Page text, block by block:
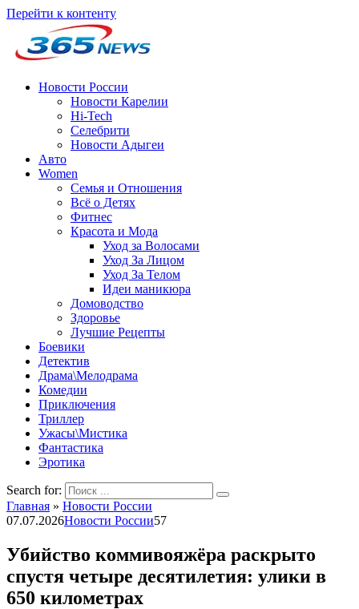
Перейти к контенту
Новости России
Новости Карелии
Hi-Tech
Селебрити
Новости Адыгеи
Авто
Women
Семья и Отношения
Всё о Детях
Фитнес
Красота и Мода
Уход за Волосами
Уход За Лицом
Уход За Телом
Идеи маникюра
Домоводство
Здоровье
Лучшие Рецепты
Боевики
Детектив
Драма\Мелодрама
Комедии
Приключения
Триллер
Ужасы\Мистика
Фантастика
Эротика
Search for:
Главная » Новости России
07.07.2026Новости России57
Убийство коммивояжёра раскрыто
спустя четыре десятилетия: улики в
650 километрах